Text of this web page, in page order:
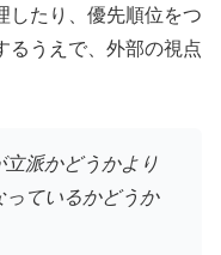
したり、優先順位をつ
るうえで、外部の視点
派かどうかより
ているかどうか